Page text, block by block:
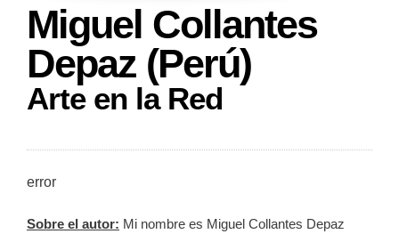
Miguel Collantes
Depaz (Perú)
Arte en la Red
error
Sobre el autor: Mi nombre es Miguel Collantes Depaz